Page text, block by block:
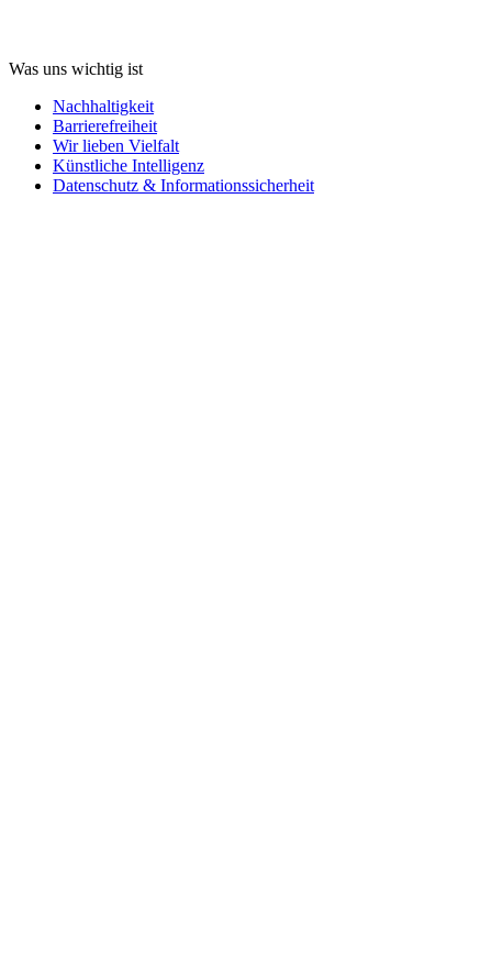
Was uns wichtig ist
Nachhaltigkeit
Barrierefreiheit
Wir lieben Vielfalt
Künstliche Intelligenz
Datenschutz & Informationssicherheit